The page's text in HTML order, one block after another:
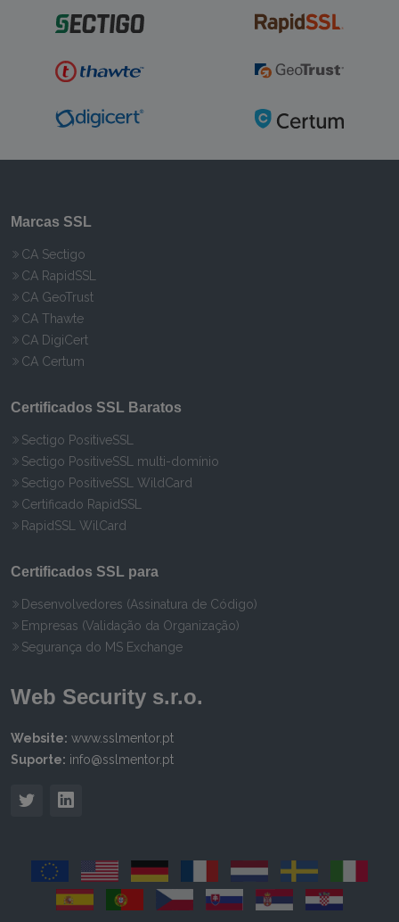
Marcas SSL
CA Sectigo
CA RapidSSL
CA GeoTrust
CA Thawte
CA DigiCert
CA Certum
Certificados SSL Baratos
Sectigo PositiveSSL
Sectigo PositiveSSL multi-domínio
Sectigo PositiveSSL WildCard
Certificado RapidSSL
RapidSSL WilCard
Certificados SSL para
Desenvolvedores (Assinatura de Código)
Empresas (Validação da Organização)
Segurança do MS Exchange
Web Security s.r.o.
Website: www.sslmentor.pt
Suporte: info@sslmentor.pt